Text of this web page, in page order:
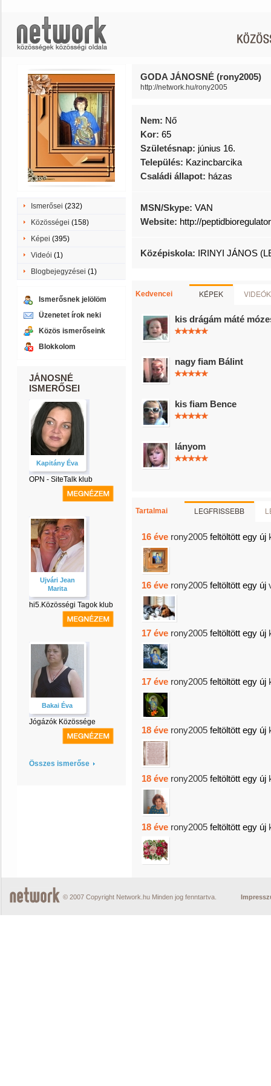
Ismerősei (232)
Közösségei (158)
Képei (395)
Videói (1)
Blogbejegyzései (1)
Ismerősnek jelölöm
Üzenetet írok neki
Közös ismerőseink
Blokkolom
JÁNOSNÉ
ISMERŐSEI
Kapitány Éva
OPN - SiteTalk klub
Ujvári Jean
Marita
hi5.Közösségi Tagok klub
Bakai Éva
Jógázók Közössége
Összes ismerőse
GODA JÁNOSNÉ (rony2005)
http://network.hu/rony2005
Nem: Nő
Kor: 65
Születésnap: június 16.
Település: Kazincbarcika
Családi állapot: házas
MSN/Skype: VAN
Website: http://
Középiskola: IRINYI JÁNOS
Kedvencei KÉPEK VIDEÓK
kis drágám máté
nagy fiam Bálint
kis fiam Bence
lányom
Tartalmai LEGFRISSEBB
16 éve rony2005 feltöltött egy új
16 éve rony2005 feltöltött egy új
17 éve rony2005 feltöltött egy új
17 éve rony2005 feltöltött egy új
18 éve rony2005 feltöltött egy új
18 éve rony2005 feltöltött egy új
18 éve rony2005 feltöltött egy új
© 2007 Copyright Network.hu Minden jog fenntartva.